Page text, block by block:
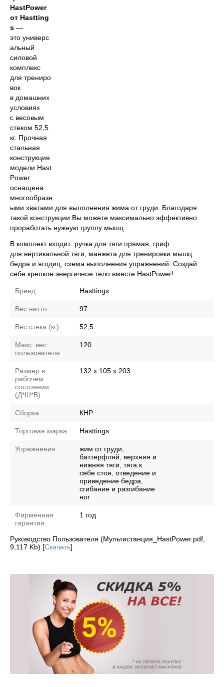
HastPower
от Hastting
s —
это универс
альный
силовой
комплекс
для трениро
вок
в домашних
условиях
с весовым
стеком 52,5
кг. Прочная
стальная
конструкция
модели Hast
Power
оснащена
многообразн
ыми хватами для выполнения жима от груди. Благодаря
такой конструкции Вы можете максимально эффективно
проработать нужную группу мышц.
В комплект входит: ручка для тяги прямая, гриф
для вертикальной тяги, манжета для тренировки мышц
бедра и ягодиц, схема выполнения упражнений. Создай
себе крепкое энергичное тело вместе HastPower!
Бренд: Hasttings
Вес нетто: 97
Вес стека (кг): 52,5
Макс. вес
пользователя:
120
Размер в
рабочем
состоянии
(Д*Ш*В):
132 х 105 х 203
Сборка: КНР
Торговая марка: Hasttings
Упражнения:
жим от груди,
баттерфляй, верхняя и
нижняя тяги, тяга к
себе стоя, отведение и
приведение бедра,
сгибание и разгибание
ног
Фирменная
гарантия:
1 год
Руководство Пользователя (Мультистанция_HastPower.pdf,
9,117 Kb) [Скачать]